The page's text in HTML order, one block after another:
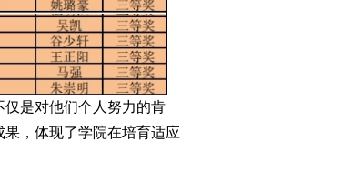
是对他们个人努力的肯
，体现了学院在培育适应